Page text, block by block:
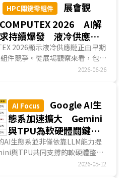
HPC關鍵零組件
展會觀
2026 AI解
持續爆發 液冷供應鏈
格整合
2026顯示液冷供應鏈正由早期
件競爭。從展場觀察來看，包括
頭、管路、閥件與監控系統等
競爭。...
2026-06-26
AI Focus
Google AI生
態系加速擴大 Gemini
與TPU為軟硬體關鍵支
柱
生態系並非僅依靠LLM能力提
與TPU共同支撐的軟硬體整合
軟體端的關鍵支柱，負責串聯
2026-05-12